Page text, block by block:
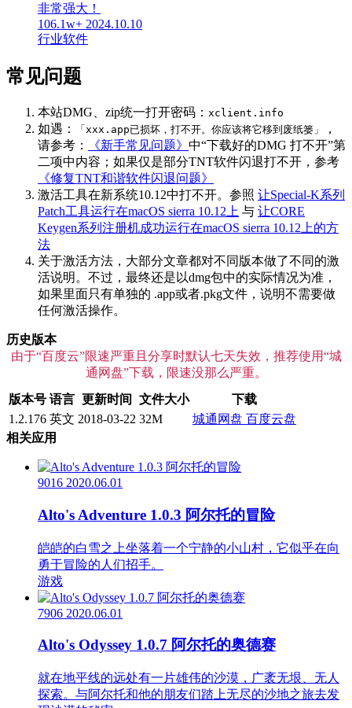
非常强大！
106.1w+ 2024.10.10
行业软件
常见问题
本站DMG、zip统一打开密码： xclient.info
如遇： 「xxx.app已损坏，打不开。你应该将它移到废纸篓」
，
请参考：
《新手常见问题》 中“下载好的DMG 打不开”第
二项中内容；如果仅是部分TNT软件闪退打不开，参考
《修复TNT和谐软件闪退问题》
激活工具在新系统10.12中打不开。参照 让Special-K系列
Patch工具运行在macOS sierra 10.12上 与 让CORE
Keygen系列注册机成功运行在macOS sierra 10.12上的方
法
关于激活方法，大部分文章都对不同版本做了不同的激
活说明。不过，最终还是以dmg包中的实际情况为准，
如果里面只有单独的 .app或者.pkg文件，说明不需要做
任何激活操作。
历史版本
由于“百度云”限速严重且分享时默认七天失效，推荐使用“城
通网盘”下载，限速没那么严重。
版本号 语言 更新时间 文件大小
下载
1.2.176 英文 2018-03-22 32M 城通网盘 百度云盘
相关应用
9016 2020.06.01
Alto's Adventure 1.0.3 阿尔托的冒险
皑皑的白雪之上坐落着一个宁静的小山村，它似乎在向
勇于冒险的人们招手。
游戏
7906 2020.06.01
Alto's Odyssey 1.0.7 阿尔托的奥德赛
就在地平线的远处有一片雄伟的沙漠，广袤无垠、无人
探索。与阿尔托和他的朋友们踏上无尽的沙地之旅去发